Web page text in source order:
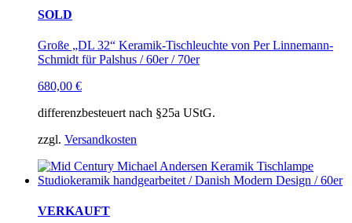
SOLD
Große „DL 32“ Keramik-Tischleuchte von Per Linnemann-
Schmidt für Palshus / 60er / 70er
680,00 €
differenzbesteuert nach §25a UStG.
zzgl. Versandkosten
VERKAUFT